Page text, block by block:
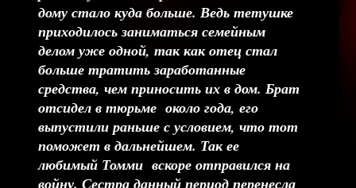
дому стало куда больше. Ведь тетушке
приходилось заниматься семейным
делом уже одной, так как отец стал
больше тратить заработанные
средства, чем приносить их в дом. Брат
отсидел в тюрьме около года, его
выпустили раньше с условием, что тот
поможет в дальнейшем. Так ее
любимый Томми вскоре отправился на
войну. Сестра данный период перенесла